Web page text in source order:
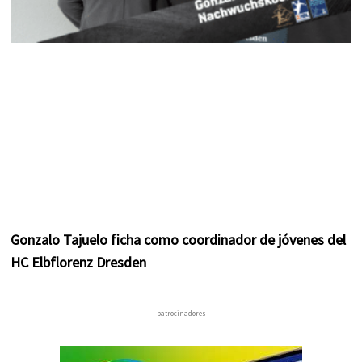
Gonzalo Tajuelo ficha como coordinador de jóvenes del
HC Elbflorenz Dresden
– patrocinadores –